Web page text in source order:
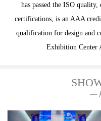
has passed the ISO
certifications, is an AAA
qualification for design and
Exhibition Center
—